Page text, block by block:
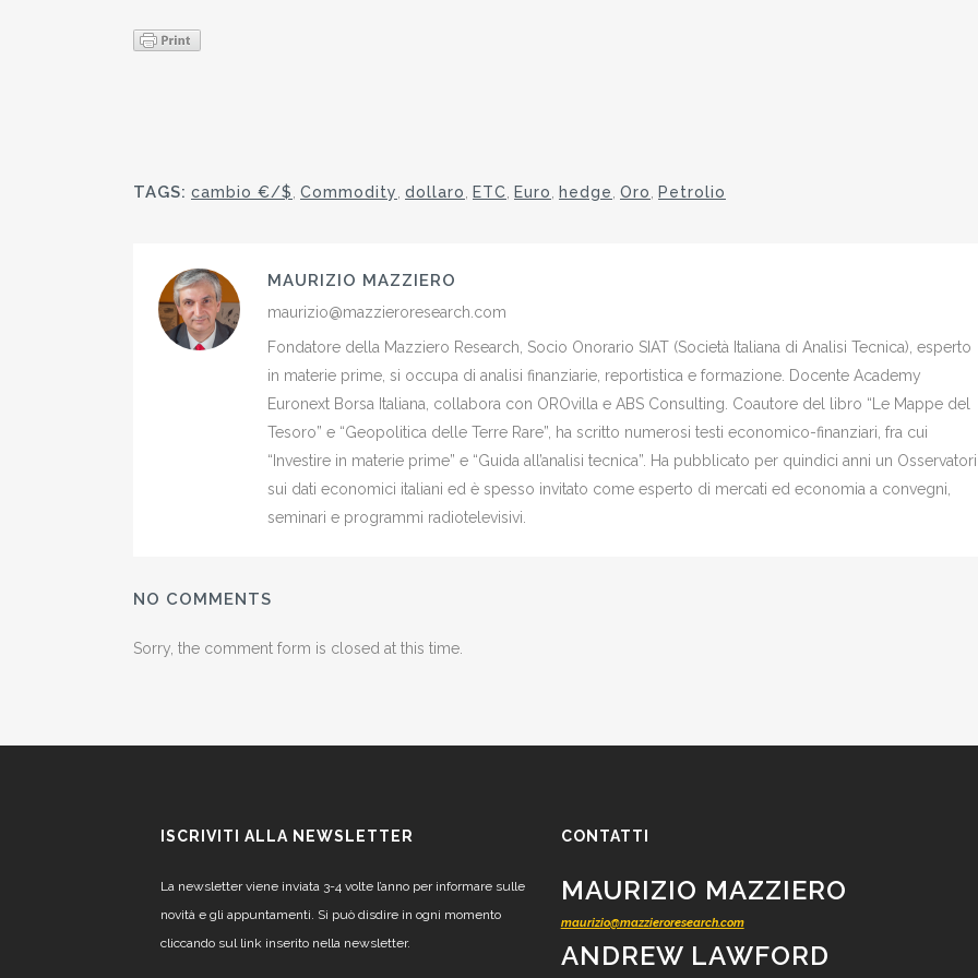
TAGS: cambio €/$ Commodity dollaro ETC Euro hedge Oro Petrolio
MAURIZIO MAZZIERO
maurizio@mazzieroresearch.com
Fondatore della Mazziero Research, Socio Onorario SIAT (Società Italiana di Analisi Tecnica), esperto
in materie prime, si occupa di analisi finanziarie, reportistica e formazione. Docente Academy
Euronext Borsa Italiana, collabora con OROvilla e ABS Consulting. Coautore del libro “Le Mappe del
Tesoro” e “Geopolitica delle Terre Rare”, ha scritto numerosi testi economico-finanziari, fra cui
“Investire in materie prime” e “Guida all’analisi tecnica”. Ha pubblicato per quindici anni un
sui dati economici italiani ed è spesso invitato come esperto di mercati ed economia a convegni,
seminari e programmi radiotelevisivi.
NO COMMENTS
Sorry, the comment form is closed at this time.
ISCRIVITI ALLA NEWSLETTER
La newsletter viene inviata 3-4 volte l’anno per informare sulle
novità e gli appuntamenti. Si può disdire in ogni momento
cliccando sul link inserito nella newsletter.
CONTATTI
MAURIZIO MAZZIERO
maurizio@mazzieroresearch.com
ANDREW LAWFORD